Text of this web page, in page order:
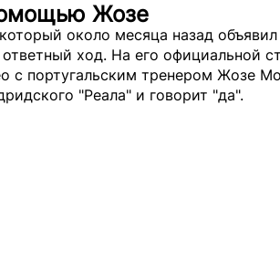
Жозе
около месяца назад объявил
ход. На его официальной
с португальским тренером Жозе
"Реала" и говорит "да".